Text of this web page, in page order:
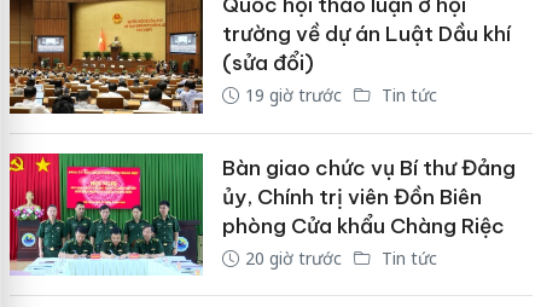
trường về dự án Luật Dầu khí
(sửa đổi)
19 giờ trước Tin tức
Bàn giao chức vụ Bí thư Đảng
ủy, Chính trị viên Đồn Biên
phòng Cửa khẩu Chàng Riệc
20 giờ trước Tin tức